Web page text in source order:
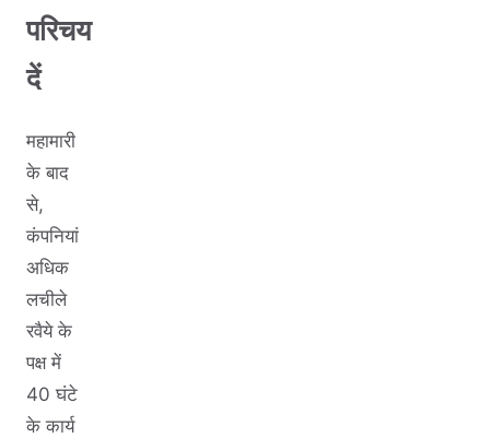
परिचय
दें
महामारी
के बाद
से,
कंपनियां
अधिक
लचीले
रवैये के
पक्ष में
40 घंटे
के कार्य